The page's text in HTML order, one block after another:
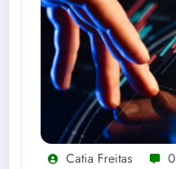
Catia Freitas 0